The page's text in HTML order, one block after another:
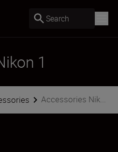
Search
1
Accessories Nik...